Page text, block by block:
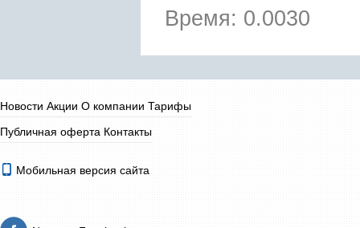
Время: 0.0030
Новости Акции О компании Тарифы
Публичная оферта Контакты
Мобильная версия сайта